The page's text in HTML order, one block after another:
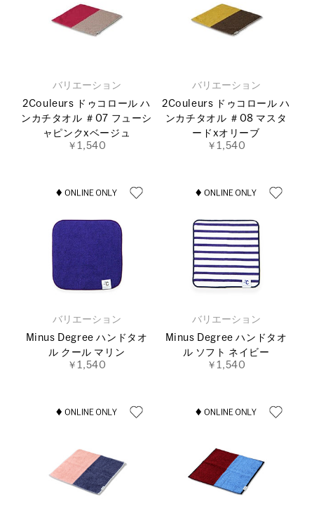
バリエーション
2Couleurs ドゥコロール ハ
ンカチタオル ＃07 フューシ
ャピンクxベージュ
￥1,540
バリエーション
2Couleurs ドゥコロール ハ
ンカチタオル ＃08 マスタ
ードxオリーブ
￥1,540
バリエーション
Minus Degree ハンドタオ
ル クール マリン
￥1,540
バリエーション
Minus Degree ハンドタオ
ル ソフト ネイビー
￥1,540